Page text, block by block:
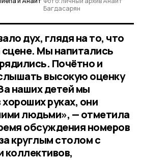
Багдасарян
дух, глядя на то, что
Мы напитались
Почётно и
высокую оценку
наших детей мы
руках, они
людьми», — отметила
обсуждения номеров
круглым столом с
коллективов,